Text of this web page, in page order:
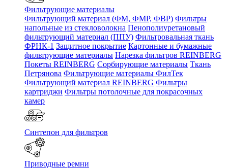
Фильтрующие материалы
Фильтрующий материал (ФМ, ФМР, ФВР) Фильтры
напольные из стекловолокна Пенополиуретановый
фильтрующий материал (ППУ) Фильтровальная ткань
ФРНК-1 Защитное покрытие Картонные и бумажные
фильтрующие материалы Нарезка фильтров REINBERG
Покеты REINBERG Сорбирующие материалы Ткань
Петрянова Фильтрующие материалы ФилТек
Фильтрующий материал REINBERG Фильтры
картриджи Фильтры потолочные для покрасочных
камер
Синтепон для фильтров
Приводные ремни